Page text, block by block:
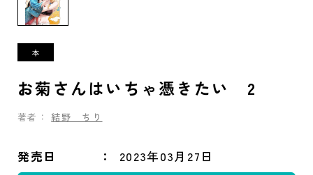
お菊さんはいちゃ憑きたい 2
著者： 結野 ちり
発売日 2023年03月27日